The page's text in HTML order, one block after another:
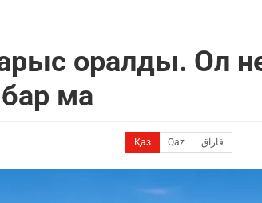
оралды. Ол
ма
Қаз Qaz قازاق